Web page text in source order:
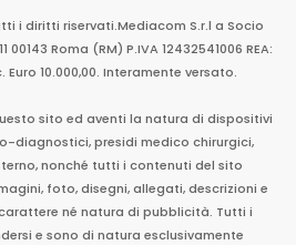
i diritti riservati.Mediacom S.r.l a Socio
00143 Roma (RM) P.IVA 12432541006 REA:
Euro 10.000,00. Interamente versato.
sito ed aventi la natura di dispositivi
diagnostici, presidi medico chirurgici,
nonché tutti i contenuti del sito
foto, disegni, allegati, descrizioni e
né natura di pubblicità. Tutti i
e sono di natura esclusivamente